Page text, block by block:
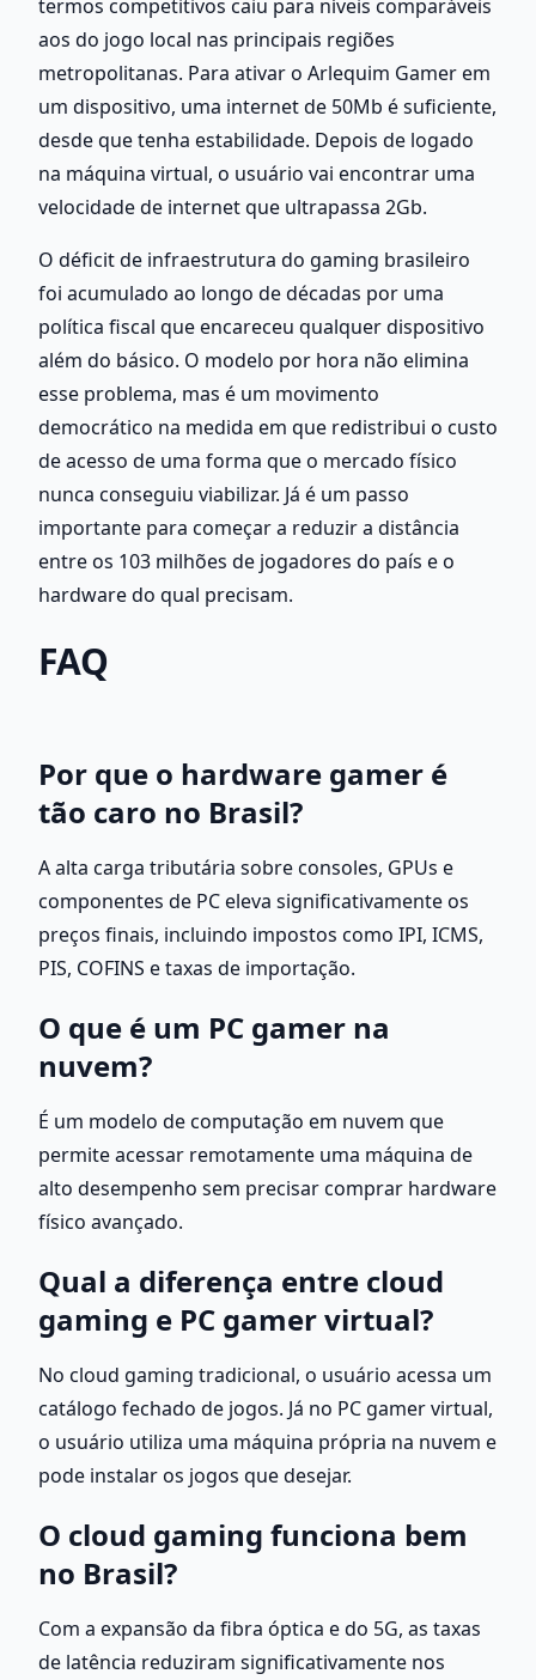
termos competitivos caiu para níveis comparáveis
aos do jogo local nas principais regiões
metropolitanas. Para ativar o Arlequim Gamer em
um dispositivo, uma internet de 50Mb é suficiente,
desde que tenha estabilidade. Depois de logado
na máquina virtual, o usuário vai encontrar uma
velocidade de internet que ultrapassa 2Gb.
O déficit de infraestrutura do gaming brasileiro
foi acumulado ao longo de décadas por uma
política fiscal que encareceu qualquer dispositivo
além do básico. O modelo por hora não elimina
esse problema, mas é um movimento
democrático na medida em que redistribui o custo
de acesso de uma forma que o mercado físico
nunca conseguiu viabilizar. Já é um passo
importante para começar a reduzir a distância
entre os 103 milhões de jogadores do país e o
hardware do qual precisam.
FAQ
Por que o hardware gamer é
tão caro no Brasil?
A alta carga tributária sobre consoles, GPUs e
componentes de PC eleva significativamente os
preços finais, incluindo impostos como IPI, ICMS,
PIS, COFINS e taxas de importação.
O que é um PC gamer na
nuvem?
É um modelo de computação em nuvem que
permite acessar remotamente uma máquina de
alto desempenho sem precisar comprar hardware
físico avançado.
Qual a diferença entre cloud
gaming e PC gamer virtual?
No cloud gaming tradicional, o usuário acessa um
catálogo fechado de jogos. Já no PC gamer virtual,
o usuário utiliza uma máquina própria na nuvem e
pode instalar os jogos que desejar.
O cloud gaming funciona bem
no Brasil?
Com a expansão da fibra óptica e do 5G, as taxas
de latência reduziram significativamente nos